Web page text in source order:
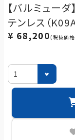
【バルミュー
テンレス（
¥ 68,200 (税抜価